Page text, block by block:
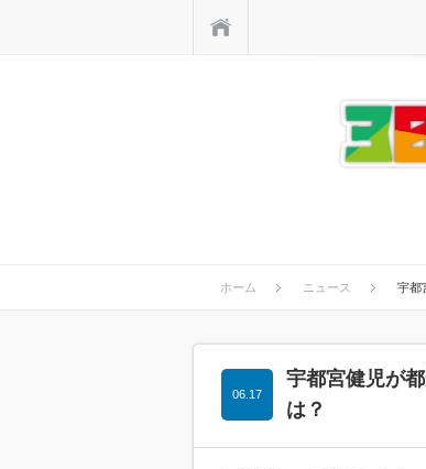
ホーム ニュース 宇都
宇都宮健児が
は？
06.17